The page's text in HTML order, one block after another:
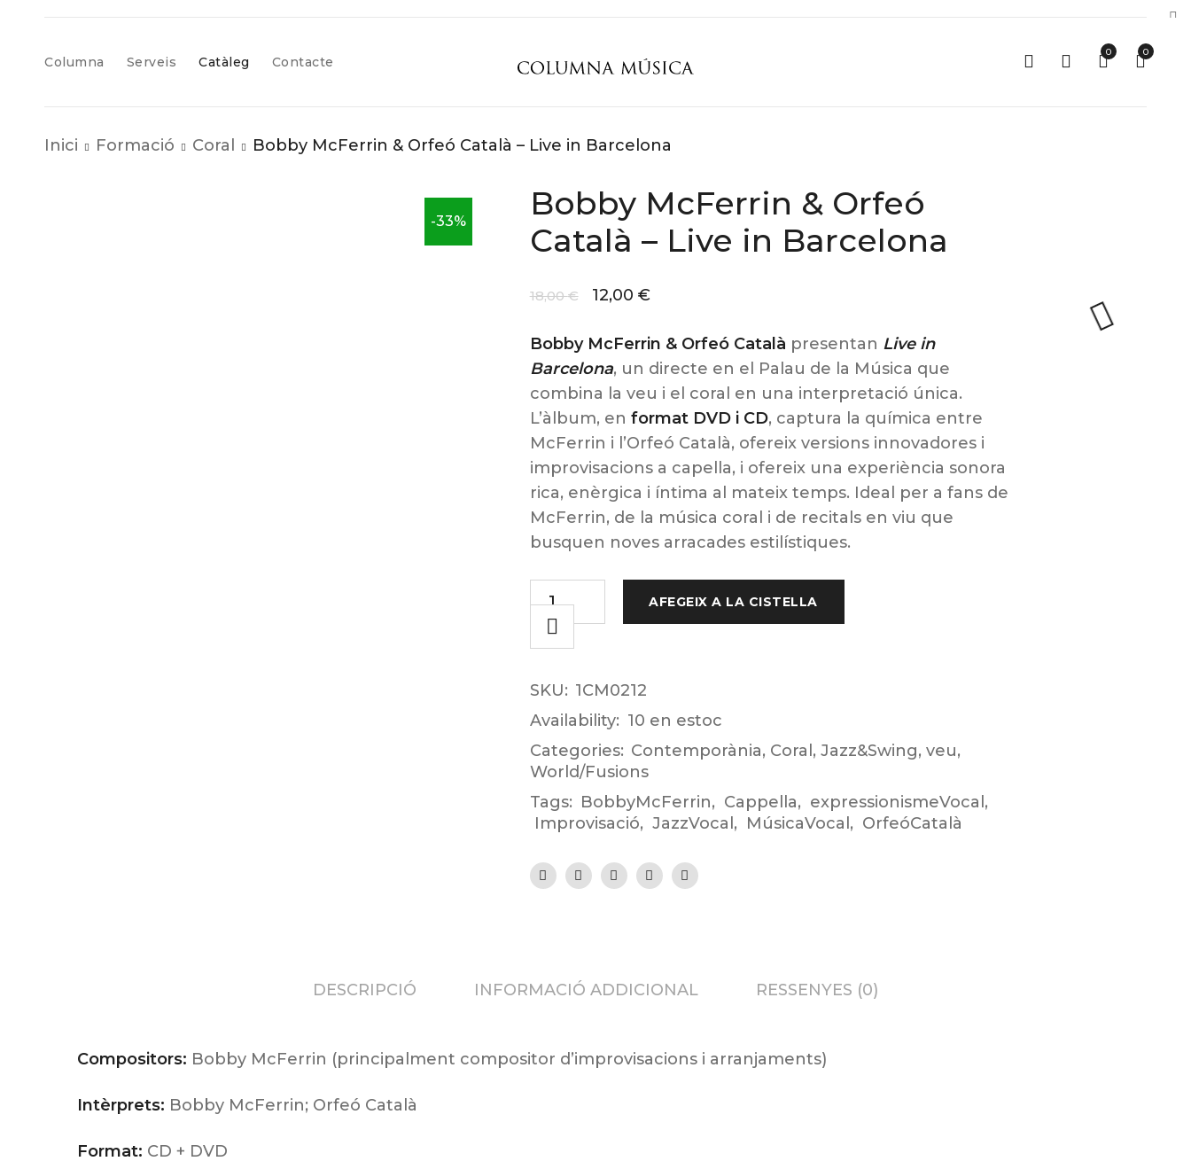
Columna Serveis Catàleg Contacte
0
0
Inici Formació Coral Bobby McFerrin & Orfeó Català – Live in Barcelona
-33%
Bobby McFerrin & Orfeó
Català – Live in Barcelona
18,00€ 12,00 €
Bobby McFerrin & Orfeó Català presentan Live in
Barcelona, un directe en el Palau de la Música que
combina la veu i el coral en una interpretació única.
L’àlbum, en format DVD i CD, captura la química entre
McFerrin i l’Orfeó Català, ofereix versions innovadores i
improvisacions a capella, i ofereix una experiència sonora
rica, enèrgica i íntima al mateix temps. Ideal per a fans de
McFerrin, de la música coral i de recitals en viu que
busquen noves arracades estilístiques.
AFEGEIX A LA CISTELLA
SKU: 1CM0212
Availability: 10 en estoc
Categories: Contemporània, Coral , Jazz&Swing, veu,
World/Fusions
Tags: BobbyMcFerrin, Cappella, expressionismeVocal ,
Improvisació, JazzVocal , MúsicaVocal , OrfeóCatalà
DESCRIPCIÓ INFORMACIÓ ADDICIONAL RESSENYES (0)
Compositors: Bobby McFerrin (principalment compositor d’improvisacions i arranjaments)
Intèrprets: Bobby McFerrin; Orfeó Català
Format: CD + DVD